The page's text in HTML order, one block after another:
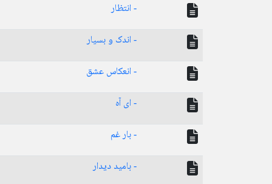
- انتظار
- اندک و بسیار
- انعکاس عشق
- ای آه
- بار غم
- بامید دیدار